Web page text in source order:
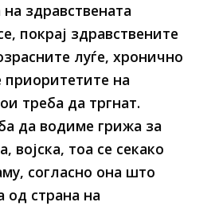
здравствената
покрај здравствените
луѓе, хронично
приоритетите на
треба да тргнат.
да водиме грижа за
војска, тоа се секако
согласно она што
од страна на